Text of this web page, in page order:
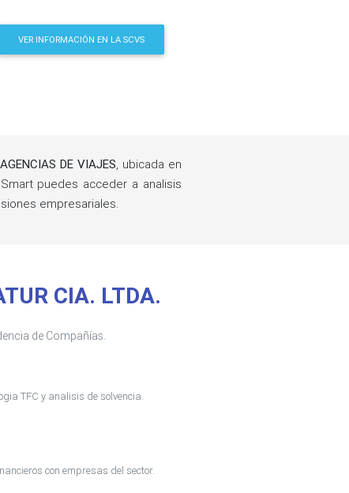
VER INFORMACIÓN EN LA SCVS
DE VIAJES, ubicada en
puedes acceder a analisis
empresariales.
CIA. LTDA.
de Compañías.
TFC y analisis de solvencia.
con empresas del sector.